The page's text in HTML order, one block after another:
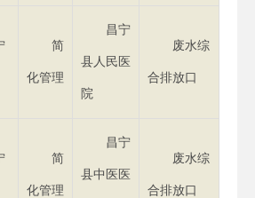
简
化管理
昌宁
县人民医
院
废水综
合排放口
简
化管理
昌宁
县中医医
废水综
合排放口